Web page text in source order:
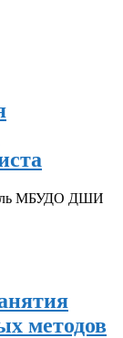
МБУДО ДШИ
методов